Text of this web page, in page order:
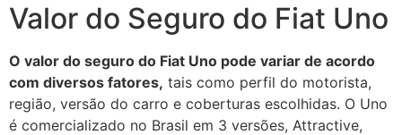
Valor do Seguro do Fiat Uno
O valor do seguro do Fiat Uno pode variar de acordo
com diversos fatores, tais como perfil do motorista,
região, versão do carro e coberturas escolhidas. O Uno
é comercializado no Brasil em 3 versões, Attractive,